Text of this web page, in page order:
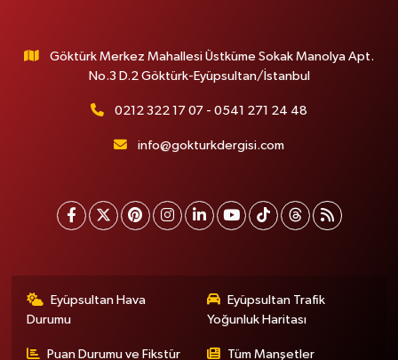
Göktürk Merkez Mahallesi Üstküme Sokak Manolya Apt.
No.3 D.2 Göktürk-Eyüpsultan/İstanbul
0212 322 17 07 - 0541 271 24 48
info@gokturkdergisi.com
Eyüpsultan Hava
Durumu
Eyüpsultan Trafik
Yoğunluk Haritası
Puan Durumu ve Fikstür Tüm Manşetler